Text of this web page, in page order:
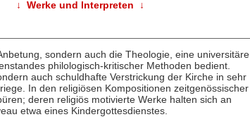
↓ Werke und Interpreten ↓
sondern auch die Theologie, eine universitäre
philologisch-kritischer Methoden bedient.
auch schuldhafte Verstrickung der Kirche in sehr
In den religiösen Kompositionen zeitgenössischer
deren religiös motivierte Werke halten sich an
etwa eines Kindergottesdienstes.